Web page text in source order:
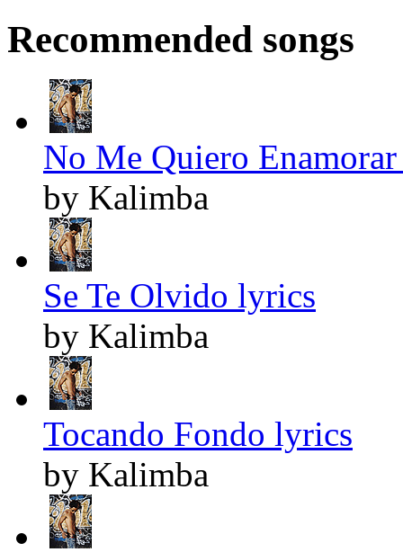
Recommended songs
No Me Quiero
by Kalimba
Se Te Olvido lyrics
by Kalimba
Tocando Fondo lyrics
by Kalimba